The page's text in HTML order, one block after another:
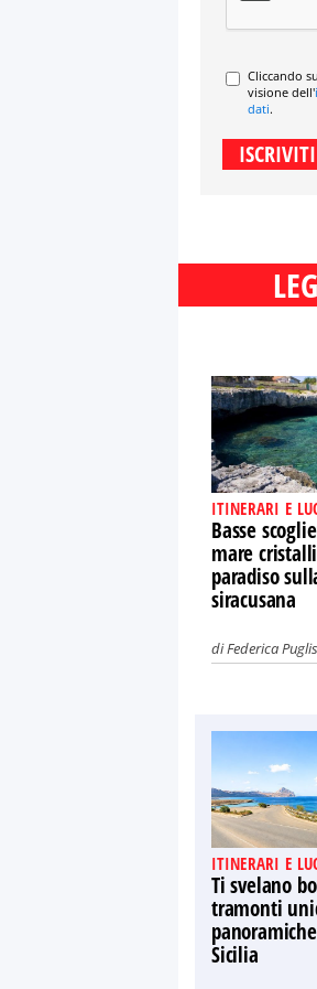
Cliccando
visione dell'
dati.
ITINERARI E
Basse
mare
paradiso
siracusana
diFederica
ITINERARI E
Ti svelano
tramonti
Sicilia